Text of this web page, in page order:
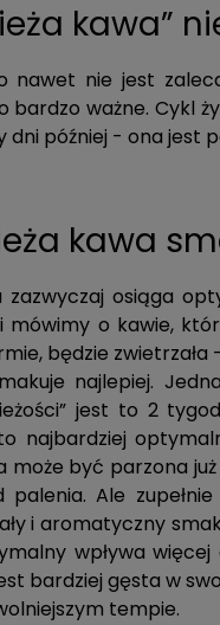
kawa”
nawet nie jest
bardzo ważne. Cykl
dni później - ona jest
kawa
zazwyczaj osiąga
mówimy o kawie,
będzie
najlepiej.
jest to 2
najbardziej
może być parzona
Ale
i aromatyczny
wpływa
bardziej gęsta w
tempie.